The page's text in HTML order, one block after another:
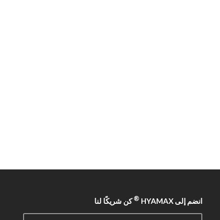
انضم إلى HYAMAX ®كن شريكًا لنا